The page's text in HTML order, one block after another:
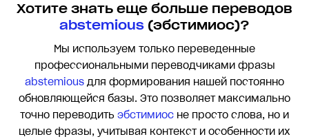
Хотите знать еще больше переводов
abstemious (эбстимиос)?
Мы используем только переведенные
профессиональными переводчиками фразы
abstemious для формирования нашей постоянно
обновляющейся базы. Это позволяет максимально
точно переводить эбстимиос не просто слова, но и
целые фразы, учитывая контекст и особенности их